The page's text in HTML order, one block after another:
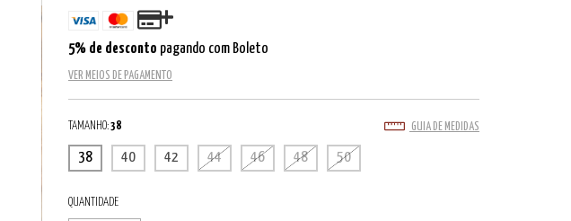
5% de desconto pagando com Boleto
VER MEIOS DE PAGAMENTO
TAMANHO:38 GUIA DE MEDIDAS
38 40 42 44 46 48 50
QUANTIDADE